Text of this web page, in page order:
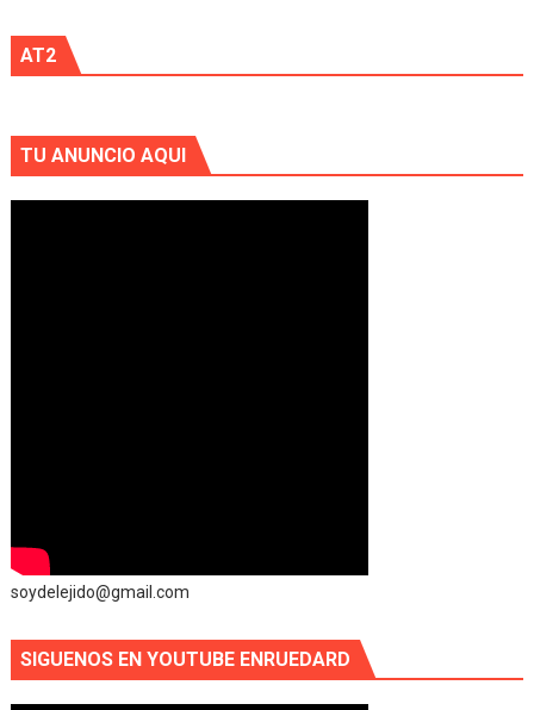
AT2
TU ANUNCIO AQUI
soydelejido@gmail.com
SIGUENOS EN YOUTUBE ENRUEDARD